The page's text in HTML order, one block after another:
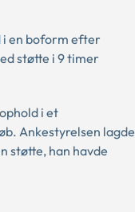
i en boform efter
støtte i 9 timer
i et
Ankestyrelsen lagde
støtte, han havde